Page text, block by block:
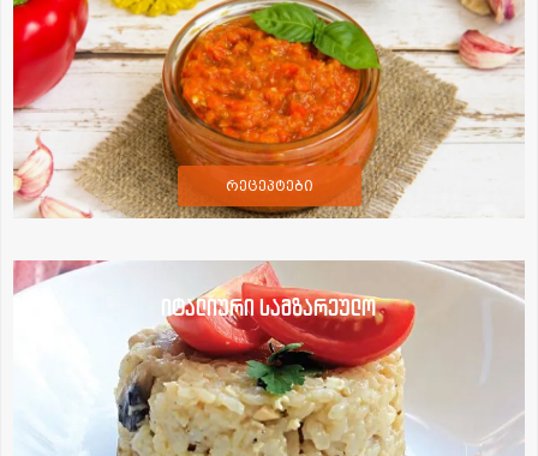
რეცეპტები
იტალიური სამზარეულო